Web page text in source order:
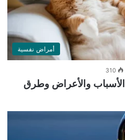
أمراض نفسية
310
الأسباب والأعراض وطرق